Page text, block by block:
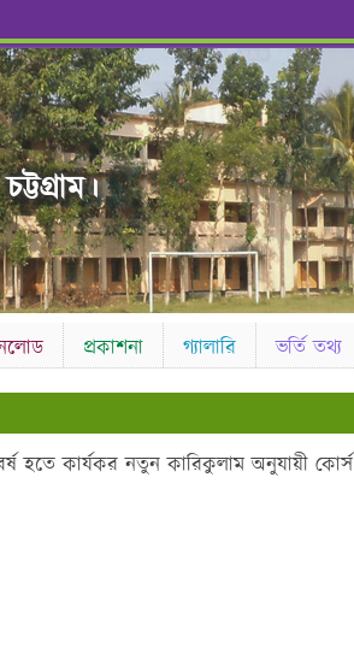
প্রকাশনা গ্যালারি ভর্তি তথ্য
হতে কার্যকর নতুন কারিকুলাম অনুযায়ী কোর্স